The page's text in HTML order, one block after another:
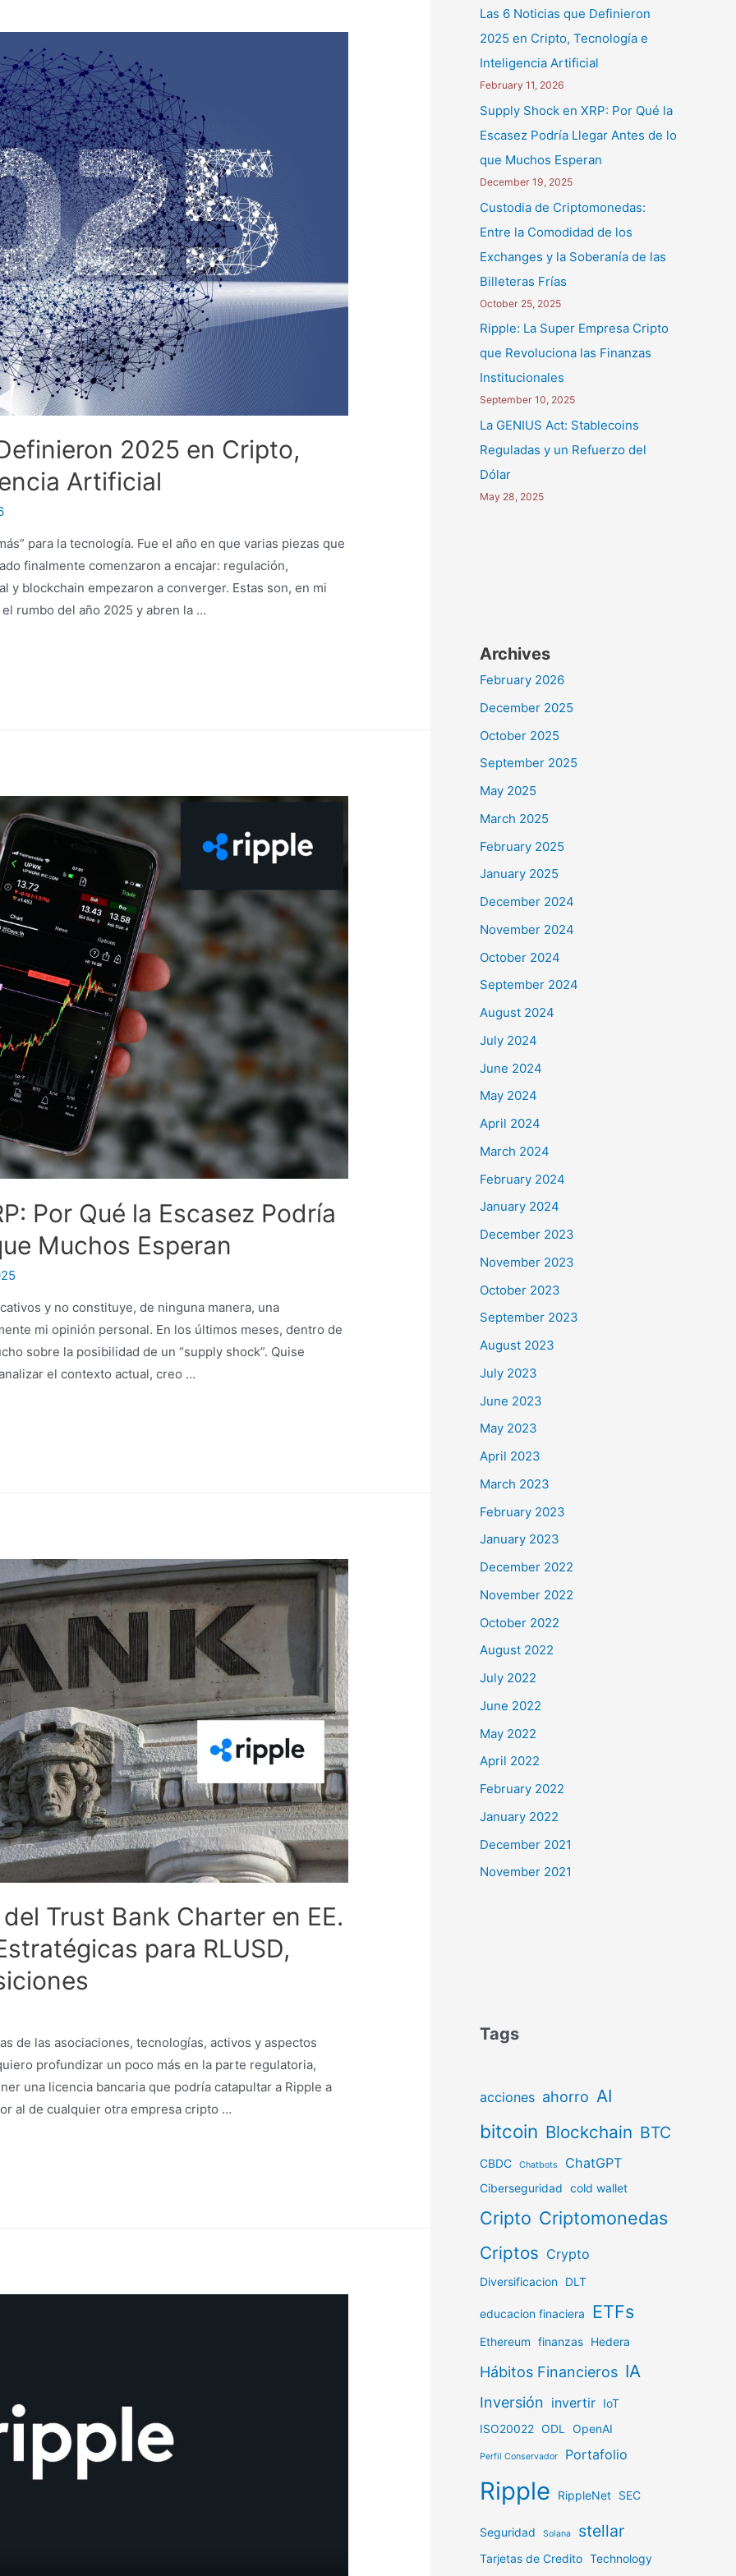
2025 en Cripto,
Artificial
para la tecnología. Fue el año en que varias piezas que
finalmente comenzaron a encajar: regulación,
blockchain empezaron a converger. Estas son, en mi
rumbo del año 2025 y abren la …
Por Qué la Escasez Podría
Muchos Esperan
y no constituye, de ninguna manera, una
mi opinión personal. En los últimos meses, dentro de
sobre la posibilidad de un “supply shock”. Quise
el contexto actual, creo …
Trust Bank Charter en EE.
para RLUSD,
de las asociaciones, tecnologías, activos y aspectos
profundizar un poco más en la parte regulatoria,
una licencia bancaria que podría catapultar a Ripple a
al de cualquier otra empresa cripto …
Las 6 Noticias que Definieron
2025 en Cripto, Tecnología e
Inteligencia Artificial
February 11, 2026
Supply Shock en XRP: Por Qué la
Escasez Podría Llegar Antes de lo
que Muchos Esperan
December 19, 2025
Custodia de Criptomonedas:
Entre la Comodidad de los
Exchanges y la Soberanía de las
Billeteras Frías
October 25, 2025
Ripple: La Super Empresa Cripto
que Revoluciona las Finanzas
Institucionales
September 10, 2025
La GENIUS Act: Stablecoins
Reguladas y un Refuerzo del
Dólar
May 28, 2025
Archives
February 2026
December 2025
October 2025
September 2025
May 2025
March 2025
February 2025
January 2025
December 2024
November 2024
October 2024
September 2024
August 2024
July 2024
June 2024
May 2024
April 2024
March 2024
February 2024
January 2024
December 2023
November 2023
October 2023
September 2023
August 2023
July 2023
June 2023
May 2023
April 2023
March 2023
February 2023
January 2023
December 2022
November 2022
October 2022
August 2022
July 2022
June 2022
May 2022
April 2022
February 2022
January 2022
December 2021
November 2021
Tags
acciones ahorro AI
bitcoin Blockchain BTC
CBDC Chatbots ChatGPT
Ciberseguridad cold wallet
Cripto Criptomonedas
Criptos Crypto
Diversificacion DLT
educacion finaciera ETFs
Ethereum finanzas Hedera
Hábitos Financieros IA
Inversión invertir IoT
ISO20022 ODL OpenAI
Perfil Conservador Portafolio
Ripple RippleNet SEC
Seguridad Solana stellar
Tarjetas de Credito Technology